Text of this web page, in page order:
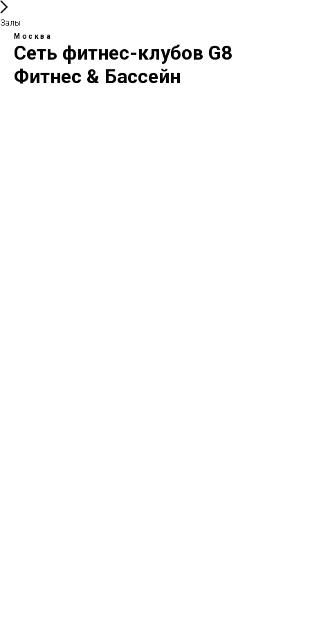
Залы
Москва
Сеть фитнес-клубов G8
Фитнес & Бассейн